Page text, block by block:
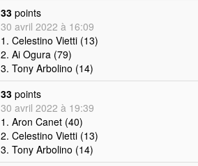
33 points
30 avril 2022 à 16:09
1. Celestino Vietti (13)
2. Ai Ogura (79)
3. Tony Arbolino (14)
33 points
30 avril 2022 à 19:39
1. Aron Canet (40)
2. Celestino Vietti (13)
3. Tony Arbolino (14)